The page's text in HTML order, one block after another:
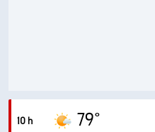
Plafond nuageux
10 h 79°